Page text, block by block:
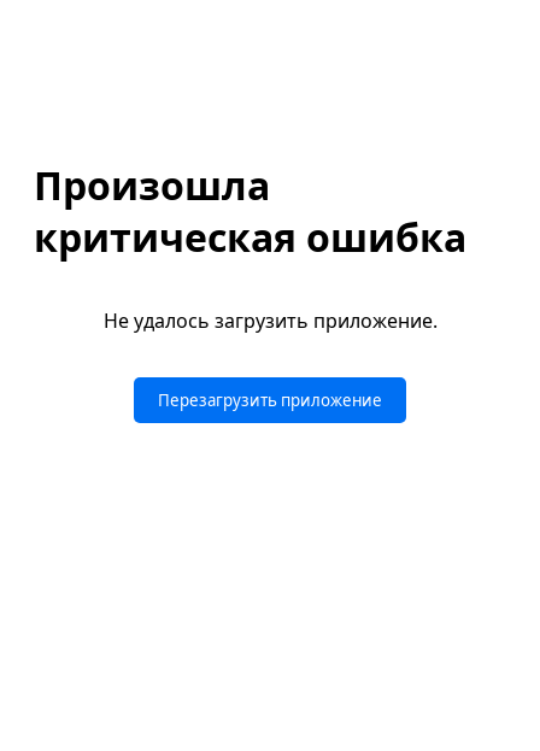
Произошла
критическая ошибка
Не удалось загрузить приложение.
Перезагрузить приложение